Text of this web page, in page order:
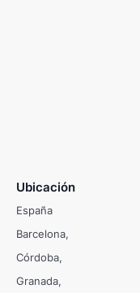
Ubicación
España
Barcelona
Córdoba
Granada